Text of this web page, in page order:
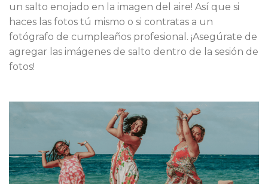
un salto enojado en la imagen del aire! Así que si
haces las fotos tú mismo o si contratas a un
fotógrafo de cumpleaños profesional. ¡Asegúrate de
agregar las imágenes de salto dentro de la sesión de
fotos!